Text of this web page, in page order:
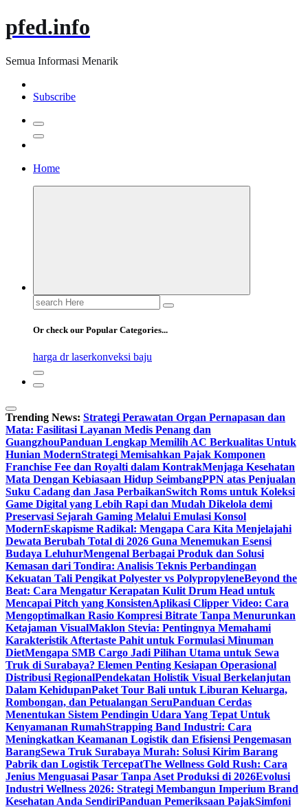
pfed.info
Semua Informasi Menarik
Subscribe
Home
Search
for:
Or check our Popular Categories...
harga dr laserkonveksi baju
Trending News: Strategi Perawatan Organ Pernapasan dan
Mata: Fasilitasi Layanan Medis Penang dan
GuangzhouPanduan Lengkap Memilih AC Berkualitas Untuk
Hunian ModernStrategi Memisahkan Pajak Komponen
Franchise Fee dan Royalti dalam KontrakMenjaga Kesehatan
Mata Dengan Kebiasaan Hidup SeimbangPPN atas Penjualan
Suku Cadang dan Jasa PerbaikanSwitch Roms untuk Koleksi
Game Digital yang Lebih Rapi dan Mudah Dikelola demi
Preservasi Sejarah Gaming Melalui Emulasi Konsol
ModernEskapisme Radikal: Mengapa Cara Kita Menjelajahi
Dewata Berubah Total di 2026 Guna Menemukan Esensi
Budaya LeluhurMengenal Berbagai Produk dan Solusi
Kemasan dari Tondira: Analisis Teknis Perbandingan
Kekuatan Tali Pengikat Polyester vs PolypropyleneBeyond the
Beat: Cara Mengatur Kerapatan Kulit Drum Head untuk
Mencapai Pitch yang KonsistenAplikasi Clipper Video: Cara
Mengoptimalkan Rasio Kompresi Bitrate Tanpa Menurunkan
Ketajaman VisualMaklon Stevia: Pentingnya Memahami
Karakteristik Aftertaste Pahit untuk Formulasi Minuman
DietMengapa SMB Cargo Jadi Pilihan Utama untuk Sewa
Truk di Surabaya? Elemen Penting Kesiapan Operasional
Distribusi RegionalPendekatan Holistik Visual Berkelanjutan
Dalam KehidupanPaket Tour Bali untuk Liburan Keluarga,
Rombongan, dan Petualangan SeruPanduan Cerdas
Menentukan Sistem Pendingin Udara Yang Tepat Untuk
Kenyamanan RumahStrapping Band Industri: Cara
Meningkatkan Keamanan Logistik dan Efisiensi Pengemasan
BarangSewa Truk Surabaya Murah: Solusi Kirim Barang
Pabrik dan Logistik TercepatThe Wellness Gold Rush: Cara
Jenius Menguasai Pasar Tanpa Aset Produksi di 2026Evolusi
Industri Wellness 2026: Strategi Membangun Imperium Brand
Kesehatan Anda SendiriPanduan Pemeriksaan PajakSimfoni